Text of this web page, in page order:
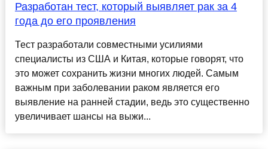
Разработан тест, который выявляет рак за 4
года до его проявления
Тест разработали совместными усилиями
специалисты из США и Китая, которые говорят, что
это может сохранить жизни многих людей. Самым
важным при заболевании раком является его
выявление на ранней стадии, ведь это существенно
увеличивает шансы на выжи...